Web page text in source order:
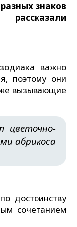
знаков
важно
поэтому они
вызывающие
цветочно-
абрикоса
достоинству
сочетанием